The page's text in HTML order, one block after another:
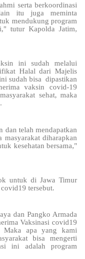
serta berkoordinasi
itu juga meminta
mendukung program
tutur Kapolda Jatim,
ini sudah melalui
Halal dari Majelis
sudah bisa dipastikan
vaksin covid-19
sehat, maka
dan telah mendapatkan
diharapkan
kesehatan bersama,"
untuk di Jawa Timur
tersebut.
dan Pangko Armada
Vaksinasi covid19
Maka apa yang kami
bisa mengerti
ini adalah program